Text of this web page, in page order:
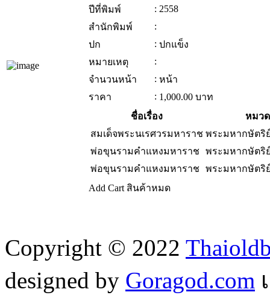
ปีที่พิมพ์
: 2558
สำนักพิมพ์
:
ปก
: ปกแข็ง
หมายเหตุ
:
จำนวนหน้า
: หน้า
ราคา
: 1,000.00 บาท
ชื่อเรื่อง
หมว
สมเด็จพระนเรศวรมหาราช พระมหากษัตริ
พ่อขุนรามคำแหงมหาราช
พระมหากษัตริ
พ่อขุนรามคำแหงมหาราช
พระมหากษัตริ
Add Cart สินค้าหมด
Copyright © 2022
designed by Goragod.com